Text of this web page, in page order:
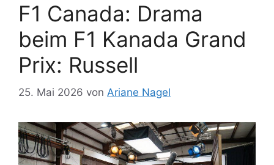
F1 Canada: Drama
beim F1 Kanada Grand
Prix: Russell
25. Mai 2026 von Ariane Nagel